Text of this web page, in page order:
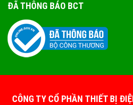
ĐÃ THÔNG BÁO BCT
CÔNG TY CỔ PHẦN THIẾT BỊ